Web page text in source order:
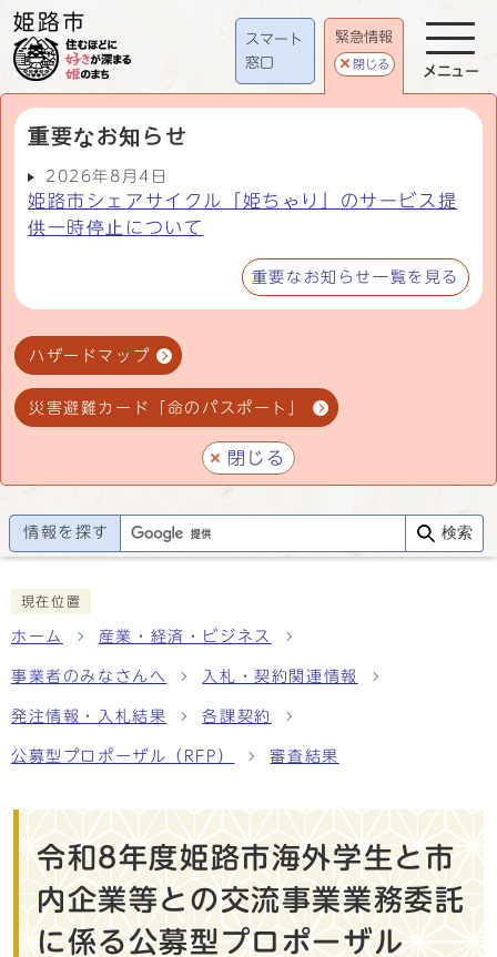
スマート
窓口
緊急情報
閉じる
重要なお知らせ
2026年8月4日
姫路市シェアサイクル「姫ちゃり」のサービス提
供一時停止について
重要なお知らせ一覧を見る
ハザードマップ
災害避難カード「命のパスポート」
閉じる
メニュー
情報を探す 検索
現在位置
ホーム 産業・経済・ビジネス
事業者のみなさんへ 入札・契約関連情報
発注情報・入札結果 各課契約
公募型プロポーザル（RFP） 審査結果
令和8年度姫路市海外学生と市
内企業等との交流事業業務委託
に係る公募型プロポーザル